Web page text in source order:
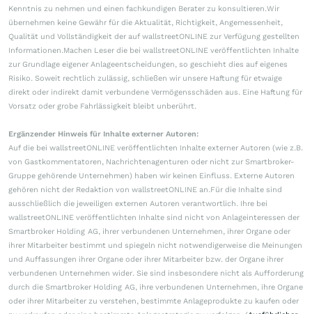
Kenntnis zu nehmen und einen fachkundigen Berater zu konsultieren.Wir
übernehmen keine Gewähr für die Aktualität, Richtigkeit, Angemessenheit,
Qualität und Vollständigkeit der auf wallstreetONLINE zur Verfügung gestellten
Informationen.Machen Leser die bei wallstreetONLINE veröffentlichten Inhalte
zur Grundlage eigener Anlageentscheidungen, so geschieht dies auf eigenes
Risiko. Soweit rechtlich zulässig, schließen wir unsere Haftung für etwaige
direkt oder indirekt damit verbundene Vermögensschäden aus. Eine Haftung für
Vorsatz oder grobe Fahrlässigkeit bleibt unberührt.
Ergänzender Hinweis für Inhalte externer Autoren:
Auf die bei wallstreetONLINE veröffentlichten Inhalte externer Autoren (wie z.B.
von Gastkommentatoren, Nachrichtenagenturen oder nicht zur Smartbroker-
Gruppe gehörende Unternehmen) haben wir keinen Einfluss. Externe Autoren
gehören nicht der Redaktion von wallstreetONLINE an.Für die Inhalte sind
ausschließlich die jeweiligen externen Autoren verantwortlich. Ihre bei
wallstreetONLINE veröffentlichten Inhalte sind nicht von Anlageinteressen der
Smartbroker Holding AG, ihrer verbundenen Unternehmen, ihrer Organe oder
ihrer Mitarbeiter bestimmt und spiegeln nicht notwendigerweise die Meinungen
und Auffassungen ihrer Organe oder ihrer Mitarbeiter bzw. der Organe ihrer
verbundenen Unternehmen wider. Sie sind insbesondere nicht als Aufforderung
durch die Smartbroker Holding AG, ihre verbundenen Unternehmen, ihre Organe
oder ihrer Mitarbeiter zu verstehen, bestimmte Anlageprodukte zu kaufen oder